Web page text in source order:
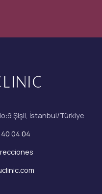
Şişli, İstanbul/Türkiye
04 04